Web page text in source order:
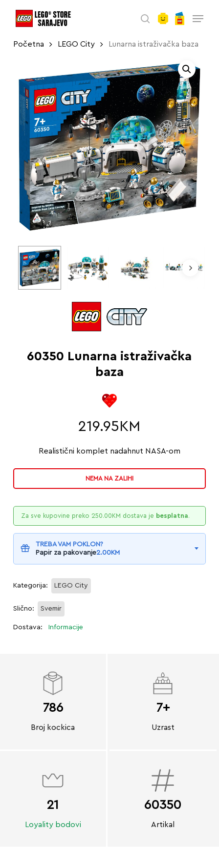
search
Početna LEGO City Lunarna istraživačka baza
60350 Lunarna istraživačka
baza
219.95 KM
Realistični komplet nadahnut NASA-om
NEMA NA ZALIHI
Za sve kupovine preko 250.00KM dostava je besplatna.
TREBA VAM POKLON?
Papir za pakovanje2.00KM
Kategorija: LEGO City
Slično: Svemir
Dostava: Informacije
786
Broj kockica
7+
Uzrast
21
Loyality bodovi
60350
Artikal